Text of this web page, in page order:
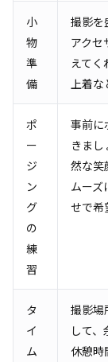
小
物
準
備
撮影を
アクセ
えてく
上着な
ポ
ー
ジ
ン
グ
の
練
習
事前に
きま
然な笑
ムーズ
せで希
タ
イ
ム
撮影場
して、
休憩時